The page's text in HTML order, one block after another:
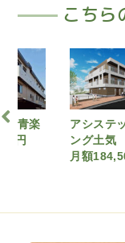
こちら
ステッドリビ
土気
ア
ン
月